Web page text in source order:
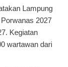
Lampung
2027
Kegiatan
wartawan dari